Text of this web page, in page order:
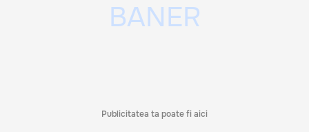
Publicitatea ta poate fi aici